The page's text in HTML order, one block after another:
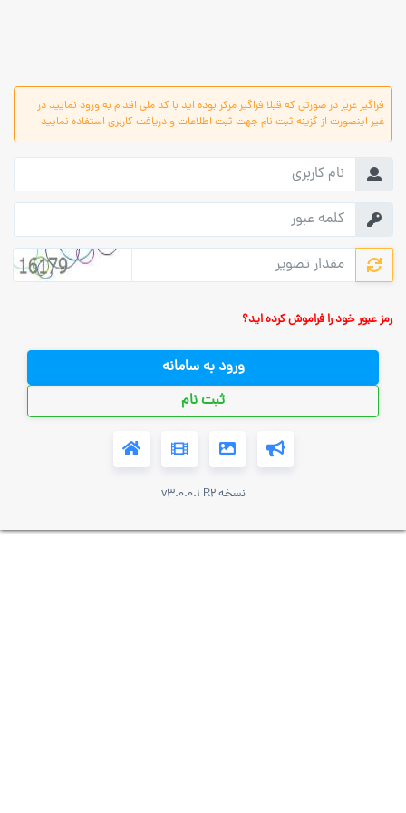
فراگیر عزیز در صورتی که قبلا فراگیر مرکز بوده اید با کد ملی اقدام به ورود نمایید در
غیر اینصورت از گزینه ثبت نام جهت ثبت اطلاعات و دریافت کاربری استفاده نمایید
رمز عبور خود را فراموش کرده اید؟
ورود به سامانه
ثبت نام
نسخه v3.0.0.1 R2